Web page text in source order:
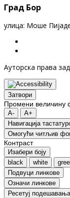
Град Бор
улица: Моше
Ауторска права
Затвори
Промени величину
A-
A+
Навигација
Oмогући читљив
Контраст
Изабери боју
black
white
Подвуци линкове
Означи линкове
Ресетуј подешавања